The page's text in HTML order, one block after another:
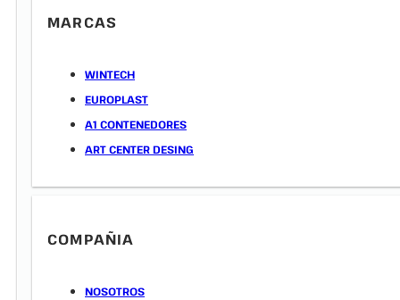
MARCAS
WINTECH
EUROPLAST
A1 CONTENEDORES
ART CENTER DESING
COMPAÑIA
NOSOTROS